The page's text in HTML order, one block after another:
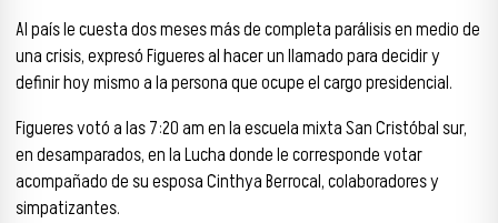
Al país le cuesta dos meses más de completa parálisis en medio de
una crisis, expresó Figueres al hacer un llamado para decidir y
definir hoy mismo a la persona que ocupe el cargo presidencial.
Figueres votó a las 7:20 am en la escuela mixta San Cristóbal sur,
en desamparados, en la Lucha donde le corresponde votar
acompañado de su esposa Cinthya Berrocal, colaboradores y
simpatizantes.